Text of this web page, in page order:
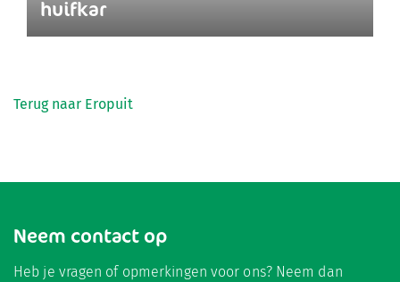
huifkar
Terug naar Eropuit
Neem contact op
Heb je vragen of opmerkingen voor ons? Neem dan